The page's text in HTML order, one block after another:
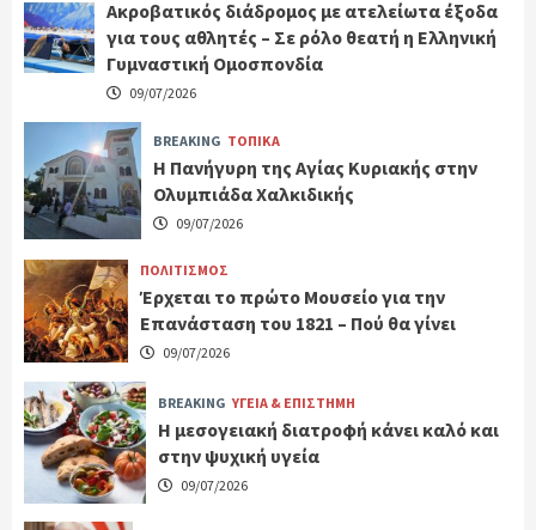
Ακροβατικός διάδρομος με ατελείωτα έξοδα
για τους αθλητές – Σε ρόλο θεατή η Ελληνική
Γυμναστική Ομοσπονδία
09/07/2026
BREAKING ΤΟΠΙΚΑ
Η Πανήγυρη της Αγίας Κυριακής στην
Ολυμπιάδα Χαλκιδικής
09/07/2026
ΠΟΛΙΤΙΣΜΟΣ
Έρχεται το πρώτο Μουσείο για την
Επανάσταση του 1821 – Πού θα γίνει
09/07/2026
BREAKING ΥΓΕΙΑ & ΕΠΙΣΤΗΜΗ
H μεσογειακή διατροφή κάνει καλό και
στην ψυχική υγεία
09/07/2026